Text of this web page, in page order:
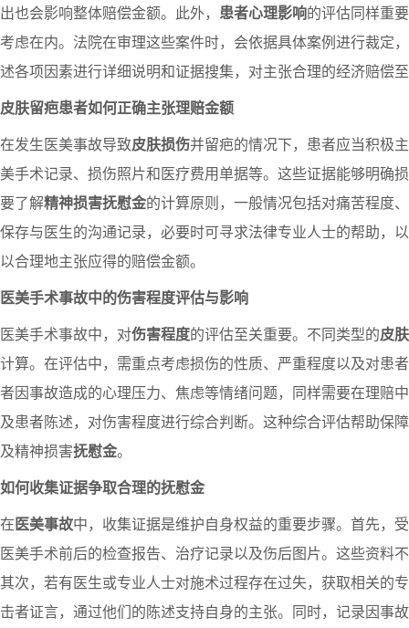
出也会影响整体赔偿金额。此外， 患者心理影响的评估同样重
考虑在内。法院在审理这些案件时，会依据具体案例进行裁定
述各项因素进行详细说明和证据搜集，对主张合理的经济赔偿
皮肤留疤患者如何正确主张理赔金额
在发生医美事故导致皮肤损伤并留疤的情况下，患者应当积极
美手术记录、损伤照片和医疗费用单据等。这些证据能够明确
要了解精神损害抚慰金的计算原则，一般情况包括对痛苦程度
保存与医生的沟通记录，必要时可寻求法律专业人士的帮助，
以合理地主张应得的赔偿金额。
医美手术事故中的伤害程度评估与影响
医美手术事故中，对伤害程度的评估至关重要。不同类型的皮
计算。在评估中，需重点考虑损伤的性质、严重程度以及对患
者因事故造成的心理压力、焦虑等情绪问题，同样需要在理赔
及患者陈述，对伤害程度进行综合判断。这种综合评估帮助保
及精神损害抚慰金。
如何收集证据争取合理的抚慰金
在医美事故中，收集证据是维护自身权益的重要步骤。首先，
医美手术前后的检查报告、治疗记录以及伤后图片。这些资料
其次，若有医生或专业人士对施术过程存在过失，获取相关的
击者证言，通过他们的陈述支持自身的主张。同时，记录因事